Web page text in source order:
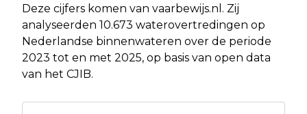
Deze cijfers komen van vaarbewijs.nl. Zij
analyseerden 10.673 waterovertredingen op
Nederlandse binnenwateren over de periode
2023 tot en met 2025, op basis van open data
van het CJIB.